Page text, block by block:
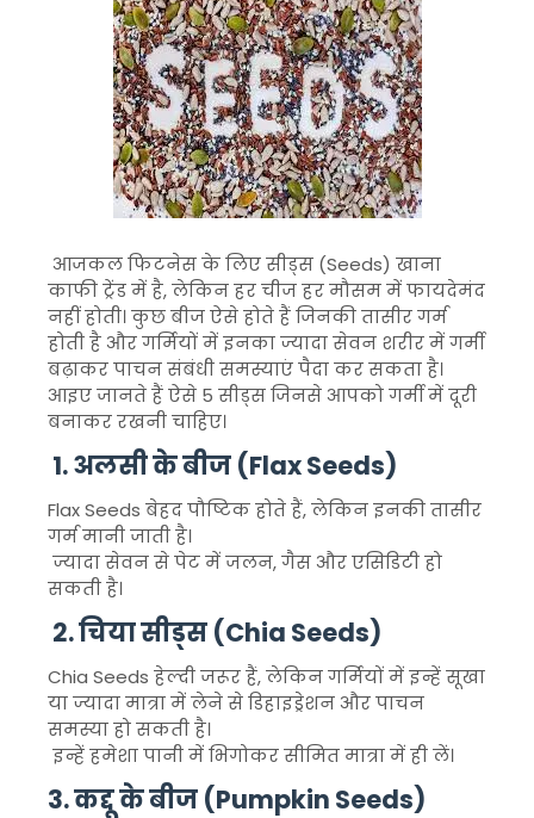
आजकल फिटनेस के लिए सीड्स (Seeds) खाना
काफी ट्रेंड में है, लेकिन हर चीज हर मौसम में फायदेमंद
नहीं होती। कुछ बीज ऐसे होते हैं जिनकी तासीर गर्म
होती है और गर्मियों में इनका ज्यादा सेवन शरीर में गर्मी
बढ़ाकर पाचन संबंधी समस्याएं पैदा कर सकता है।
आइए जानते हैं ऐसे 5 सीड्स जिनसे आपको गर्मी में दूरी
बनाकर रखनी चाहिए।
1. अलसी के बीज (Flax Seeds)
Flax Seeds बेहद पौष्टिक होते हैं, लेकिन इनकी तासीर
गर्म मानी जाती है।
ज्यादा सेवन से पेट में जलन, गैस और एसिडिटी हो
सकती है।
2. चिया सीड्स (Chia Seeds)
Chia Seeds हेल्दी जरूर हैं, लेकिन गर्मियों में इन्हें सूखा
या ज्यादा मात्रा में लेने से डिहाइड्रेशन और पाचन
समस्या हो सकती है।
इन्हें हमेशा पानी में भिगोकर सीमित मात्रा में ही लें।
3. कद्दू के बीज (Pumpkin Seeds)